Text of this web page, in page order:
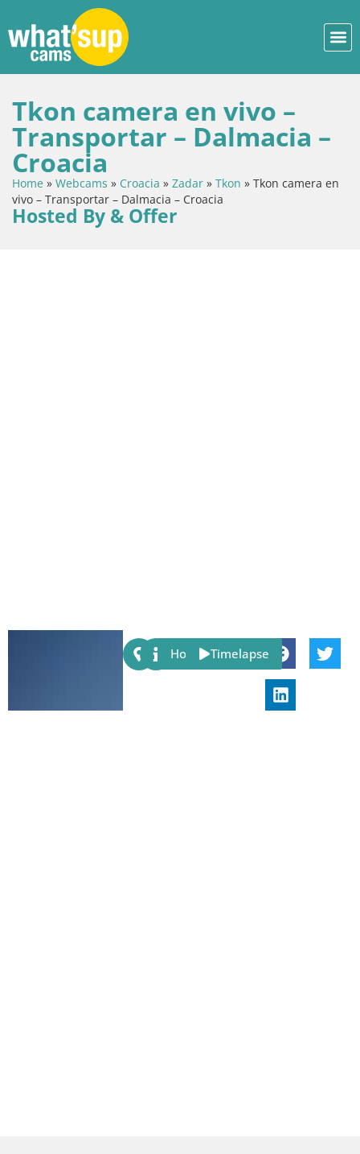
Tkon camera en vivo –
Transportar – Dalmacia –
Croacia
Home » Webcams » Croacia » Zadar » Tkon » Tkon camera en
vivo – Transportar – Dalmacia – Croacia
Hosted By & Offer
Share:
Host Timelapse